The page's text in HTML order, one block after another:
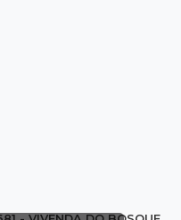
ano passado